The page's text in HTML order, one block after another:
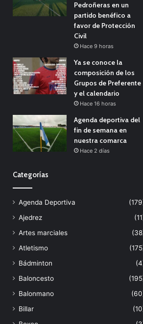
Pedroñeras en un
partido benéfico a
favor de Protección
Civil
Hace 9 horas
Ya se conoce la
composición de los
Grupos de Preferente
y el calendario
Hace 16 horas
Agenda deportiva del
fin de semana en
nuestra comarca
Hace 2 días
Categorías
Agenda Deportiva
Ajedrez
Artes marciales
Atletismo
Bádminton
Baloncesto
Balonmano
Billar